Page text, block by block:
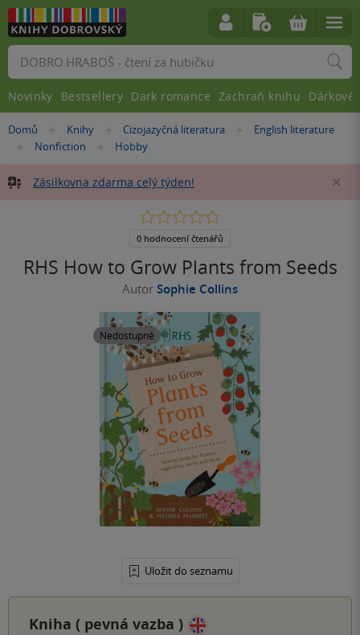
Nacházíte
Domů »Knihy »Cizojazyčná literatura »
English literature
»
Nonfiction »Hobby
Zásilkovna zdarma celý týden!
RHS How to Grow Plants from Seeds
Autor Sophie Collins
Nedostupné
Uložit do seznamu
0.0
5
0 hodnocení čtenářů
Kniha ( pevná vazba )
Vyhledávání
Novinky Bestsellery Dark romance Zachraň knihu Dárkové